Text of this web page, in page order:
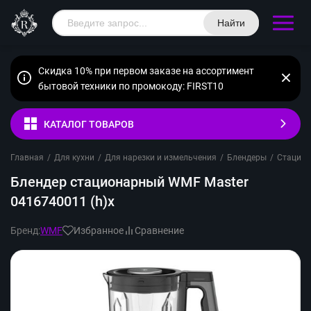
Найти
Скидка 10% при первом заказе на ассортимент
бытовой техники по промокоду: FIRST10
КАТАЛОГ ТОВАРОВ
Главная / Для кухни / Для нарезки и измельчения / Блендеры /
Блендер стационарный WMF Master
0416740011 (h)x
Бренд:WMF Избранное Сравнение